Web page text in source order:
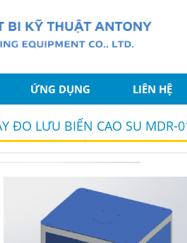
ỨNG DỤNG LIÊN HỆ
ĐO LƯU BIẾN CAO SU MDR-